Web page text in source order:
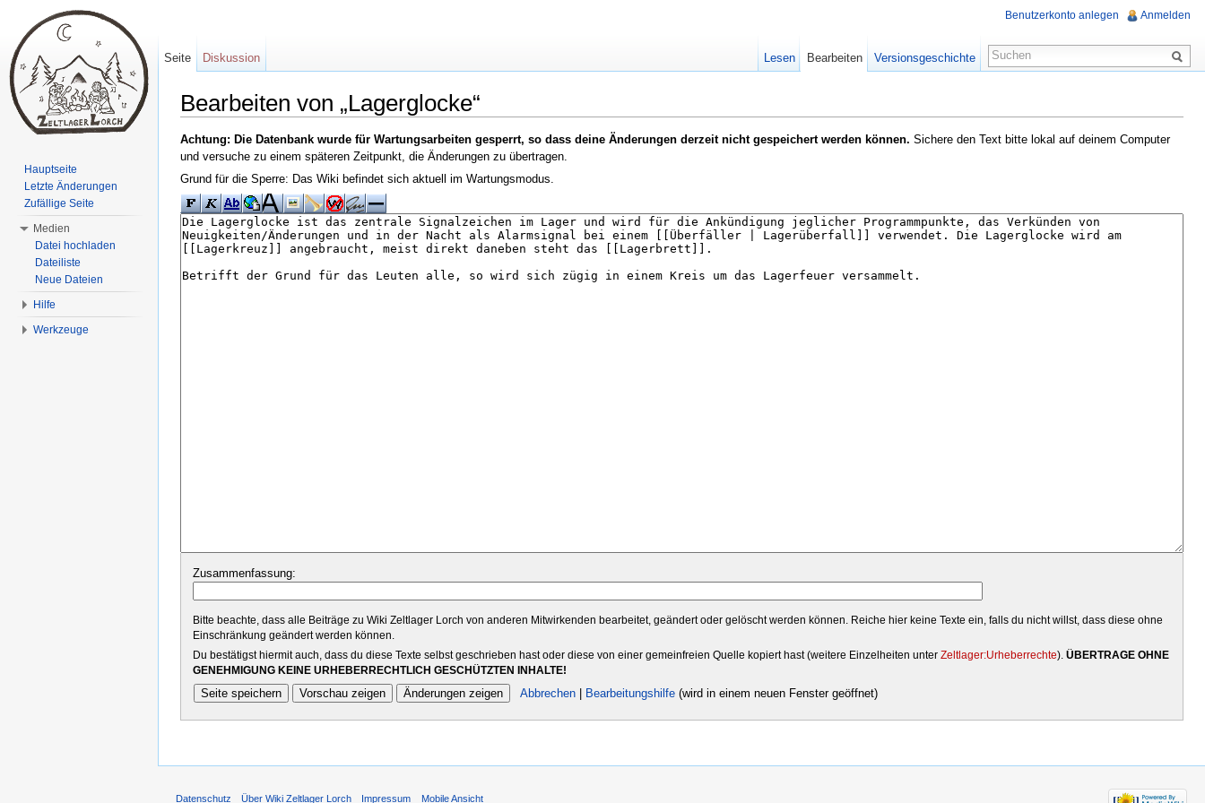
Bearbeiten von „Lagerglocke“
Achtung: Die Datenbank wurde für Wartungsarbeiten gesperrt, so dass deine Änderungen derzeit nicht gespeichert werden können. Sichere den Text bitte lokal auf deinem Computer
und versuche zu einem späteren Zeitpunkt, die Änderungen zu übertragen.
Grund für die Sperre: Das Wiki befindet sich aktuell im Wartungsmodus.
Zusammenfassung:
Bitte beachte, dass alle Beiträge zu Wiki Zeltlager Lorch von anderen Mitwirkenden bearbeitet, geändert oder gelöscht werden können. Reiche hier keine Texte ein, falls du nicht willst, dass diese ohne
Einschränkung geändert werden können.
Du bestätigst hiermit auch, dass du diese Texte selbst geschrieben hast oder diese von einer gemeinfreien Quelle kopiert hast (weitere Einzelheiten unter Zeltlager:Urheberrechte). ÜBERTRAGE OHNE
GENEHMIGUNG KEINE URHEBERRECHTLICH GESCHÜTZTEN INHALTE!
Abbrechen| Bearbeitungshilfe(wird in einem neuen Fenster geöffnet)
Benutzerkonto anlegen Anmelden
Seite Diskussion Lesen Bearbeiten Versionsgeschichte
Hauptseite
Letzte Änderungen
Zufällige Seite
Medien
Datei hochladen
Dateiliste
Neue Dateien
Hilfe
Werkzeuge
Datenschutz Über Wiki Zeltlager Lorch Impressum Mobile Ansicht